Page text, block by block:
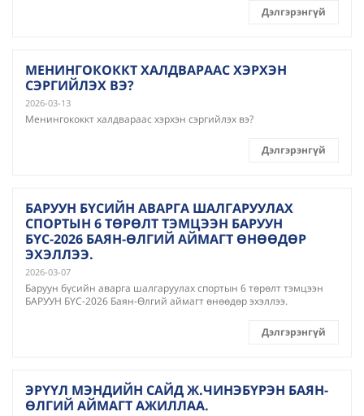
Дэлгэрэнгүй
МЕНИНГОКОККТ ХАЛДВАРААС ХЭРХЭН
СЭРГИЙЛЭХ ВЭ?
2026-03-13
Менингококкт халдвараас хэрхэн сэргийлэх вэ?
Дэлгэрэнгүй
БАРУУН БҮСИЙН АВАРГА ШАЛГАРУУЛАХ
СПОРТЫН 6 ТӨРӨЛТ ТЭМЦЭЭН БАРУУН
БҮС-2026 БАЯН-ӨЛГИЙ АЙМАГТ ӨНӨӨДӨР
ЭХЭЛЛЭЭ.
2026-03-07
Баруун бүсийн аварга шалгаруулах спортын 6 төрөлт тэмцээн
БАРУУН БҮС-2026 Баян-Өлгий аймагт өнөөдөр эхэллээ.
Дэлгэрэнгүй
ЭРҮҮЛ МЭНДИЙН САЙД Ж.ЧИНЭБҮРЭН БАЯН-
ӨЛГИЙ АЙМАГТ АЖИЛЛАА.